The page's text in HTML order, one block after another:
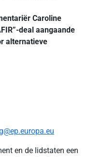
Caroline
deal aangaande
alternatieve
en de lidstaten een